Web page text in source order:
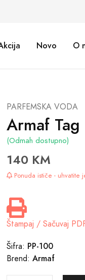
Novo O
PARFEMSKA VODA
Armaf
(Odmah dostupno)
140 KM
Ponuda ističe - uhvatite
Štampaj / Sačuvaj
Šifra: PP-100
Brend: Armaf